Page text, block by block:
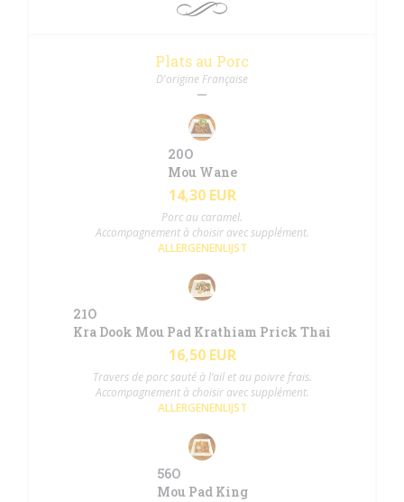
Plats au Porc
D'origine Française
20O
Mou Wane
14,30 EUR
Porc au caramel.
Accompagnement à choisir avec supplément.
ALLERGENENLIJST
21O
Kra Dook Mou Pad Krathiam Prick Thai
16,50 EUR
Travers de porc sauté à l’ail et au poivre frais.
Accompagnement à choisir avec supplément.
ALLERGENENLIJST
56O
Mou Pad King